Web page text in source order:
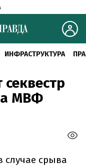
ИНФРАСТРУКТУРА
МВФ
случае срыва